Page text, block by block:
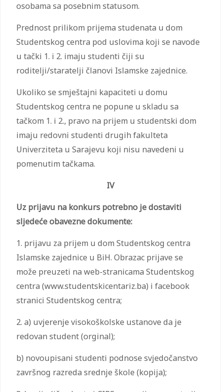
osobama sa posebnim statusom.
Prednost prilikom prijema studenata u dom
Studentskog centra pod uslovima koji se navode
u tački 1. i 2. imaju studenti čiji su
roditelji/staratelji članovi Islamske zajednice.
Ukoliko se smještajni kapaciteti u domu
Studentskog centra ne popune u skladu sa
tačkom 1. i 2., pravo na prijem u studentski dom
imaju redovni studenti drugih fakulteta
Univerziteta u Sarajevu koji nisu navedeni u
pomenutim tačkama.
IV
Uz prijavu na konkurs potrebno je dostaviti
sljedeće obavezne dokumente:
1. prijavu za prijem u dom Studentskog centra
Islamske zajednice u BiH. Obrazac prijave se
može preuzeti na web-stranicama Studentskog
centra (www.studentskicentariz.ba) i facebook
stranici Studentskog centra;
2. a) uvjerenje visokoškolske ustanove da je
redovan student (orginal);
b) novoupisani studenti podnose svjedočanstvo
završnog razreda srednje škole (kopija);